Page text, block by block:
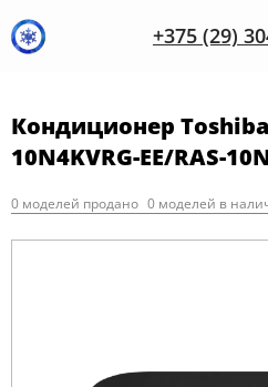
+375 (29)
Кондиционер Toshiba
10N4KVRG-EE/RAS-
0 моделей продано 0 моделей в